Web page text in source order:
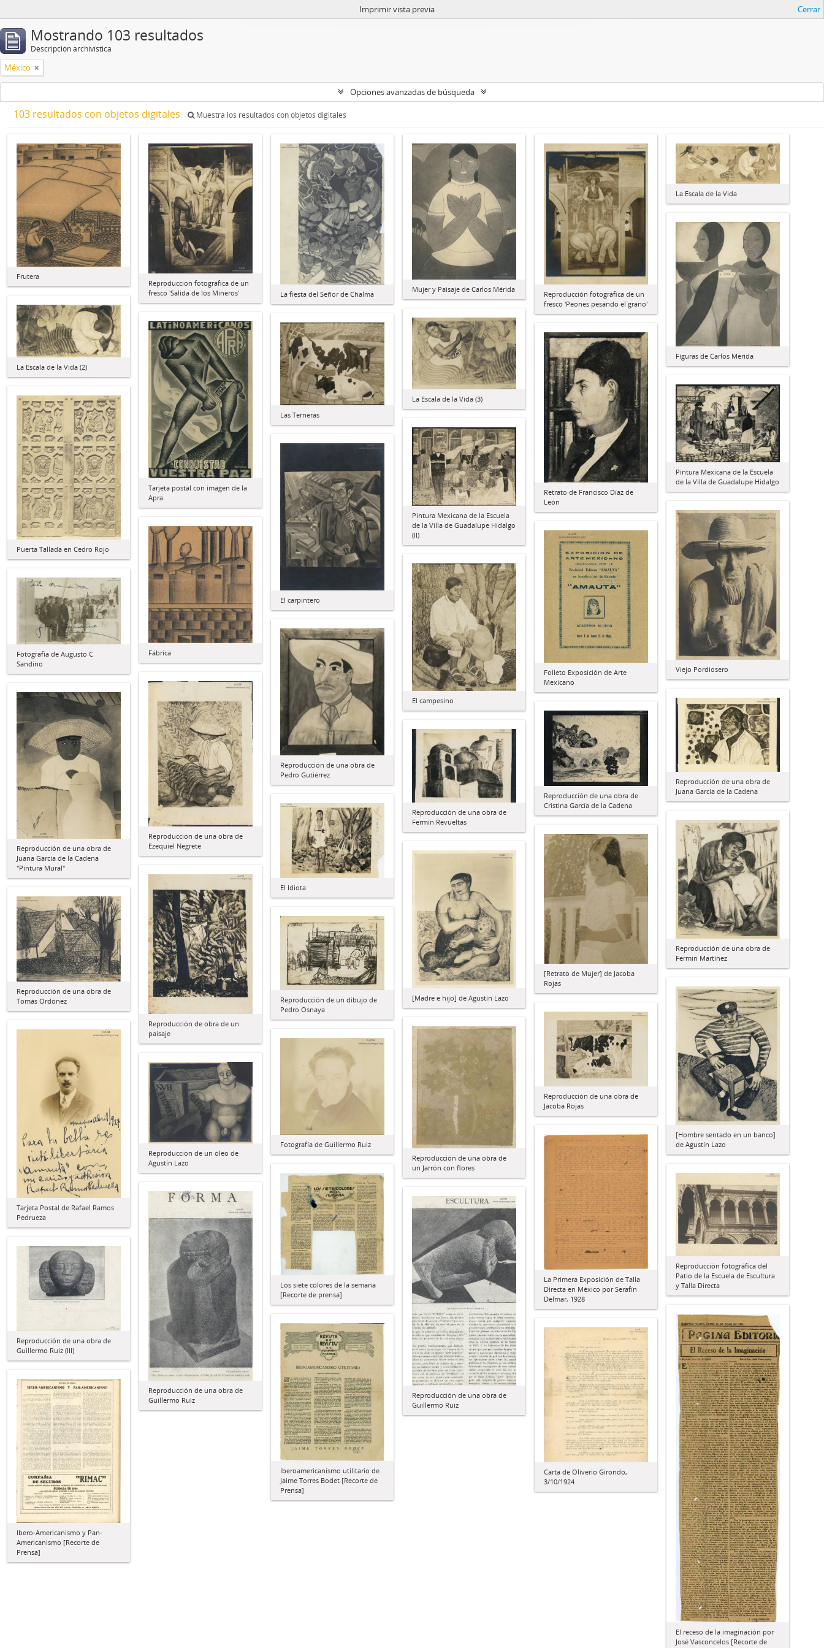
Imprimir vista previa Cerrar
Mostrando 103 resultados
Descripción archivística
México
Opciones avanzadas de búsqueda
103 resultados con objetos digitales Muestra los resultados con objetos digitales
Frutera
Reproducción fotográfica de un
fresco 'Salida de los Mineros'
La fiesta del Señor de Chalma
Mujer y Paisaje de Carlos Mérida
Reproducción fotográfica de un
fresco 'Peones pesando el grano'
La Escala de la Vida
Figuras de Carlos Mérida
La Escala de la Vida (2)
La Escala de la Vida (3)
Tarjeta postal con imagen de la
Apra
Las Terneras
Retrato de Francisco Díaz de
León
Pintura Mexicana de la Escuela
de la Villa de Guadalupe Hidalgo
Puerta Tallada en Cedro Rojo
Pintura Mexicana de la Escuela
de la Villa de Guadalupe Hidalgo
(II)
El carpintero
Viejo Pordiosero
Fábrica
Folleto Exposición de Arte
Mexicano
El campesino
Fotografía de Augusto C
Sandino
Reproducción de una obra de
Pedro Gutiérrez
Reproducción de una obra de
Ezequiel Negrete
Reproducción de una obra de
Juana García de la Cadena
"Pintura Mural"
Reproducción de una obra de
Juana García de la Cadena
Reproducción de una obra de
Cristina García de la Cadena
Reproducción de una obra de
Fermín Revueltas
El Idiota
Reproducción de una obra de
Fermín Martínez
[Retrato de Mujer] de Jacoba
Rojas
[Madre e hijo] de Agustín Lazo
Reproducción de obra de un
paisaje
Reproducción de una obra de
Tomás Ordónez
Reproducción de un dibujo de
Pedro Osnaya
[Hombre sentado en un banco]
de Agustín Lazo
Reproducción de una obra de
Jacoba Rojas
Reproducción de una obra de
un Jarrón con flores
Tarjeta Postal de Rafael Ramos
Pedrueza
Fotografía de Guillermo Ruiz
Reproducción de un óleo de
Agustín Lazo
La Primera Exposición de Talla
Directa en México por Serafín
Delmar, 1928
Los siete colores de la semana
[Recorte de prensa]
Reproducción fotográfica del
Patio de la Escuela de Escultura
y Talla Directa
Reproducción de una obra de
Guillermo Ruiz
Reproducción de una obra de
Guillermo Ruiz
Reproducción de una obra de
Guillermo Ruiz (III)
El receso de la imaginación por
José Vasconcelos [Recorte de
Iberoamericanismo utilitario de
Jaime Torres Bodet [Recorte de
Prensa]
Carta de Oliverio Girondo,
3/10/1924
Ibero-Americanismo y Pan-
Americanismo [Recorte de
Prensa]